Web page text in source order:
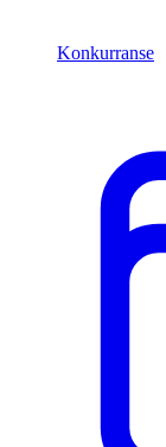
Konkurranse